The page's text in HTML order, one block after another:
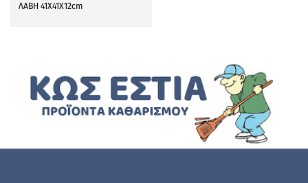
ΛΑΒΗ 41Χ41Χ12cm